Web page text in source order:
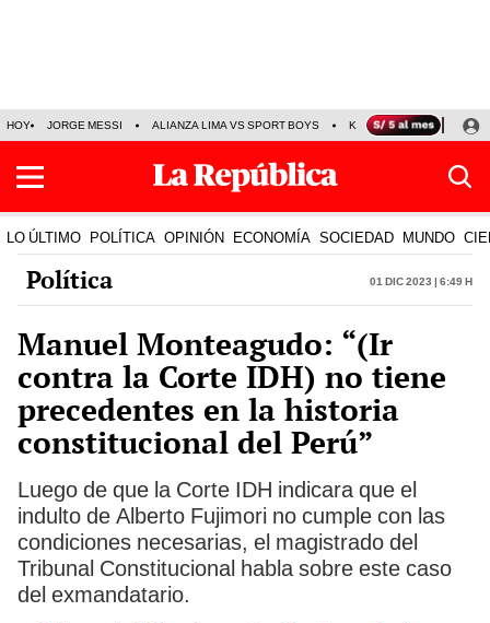
HOY JORGE MESSI ALIANZA LIMA VS SPORT BOYS KENJI FUJIMORI
LO ÚLTIMO POLÍTICA OPINIÓN ECONOMÍA SOCIEDAD MUNDO
Política 01 Dic 2023 | 6:49 h
Manuel Monteagudo: “(Ir
contra la Corte IDH) no tiene
precedentes en la historia
constitucional del Perú”
Luego de que la Corte IDH indicara que el
indulto de Alberto Fujimori no cumple con las
condiciones necesarias, el magistrado del
Tribunal Constitucional habla sobre este caso
del exmandatario.